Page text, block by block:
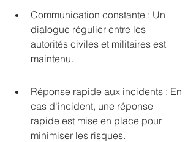
Communication constante : Un
dialogue régulier entre les
autorités civiles et militaires est
maintenu.
Réponse rapide aux incidents : En
cas d'incident, une réponse
rapide est mise en place pour
minimiser les risques.